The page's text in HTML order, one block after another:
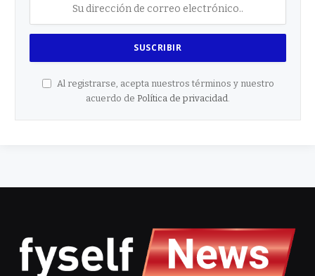
Al registrarse, acepta nuestros términos y nuestro
acuerdo de Política de privacidad